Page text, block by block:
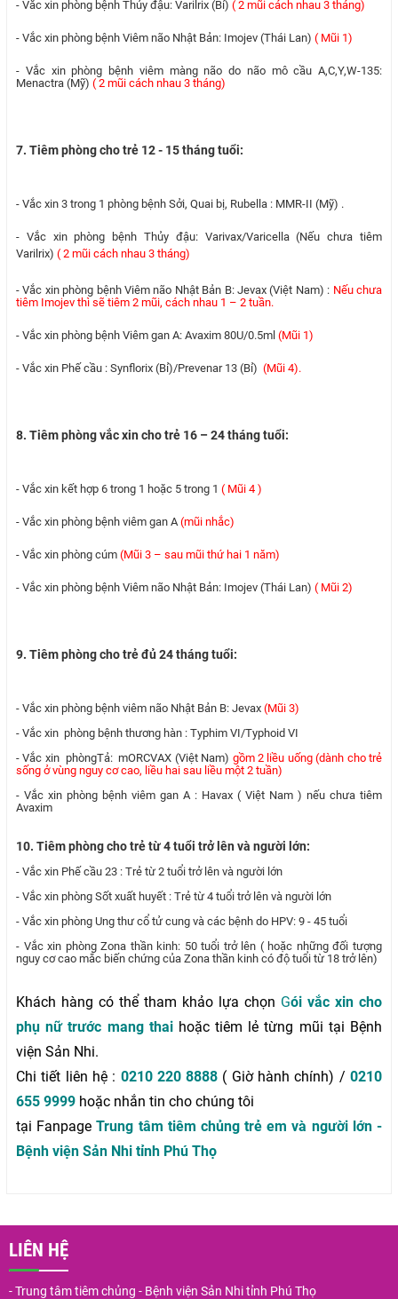
- Vắc xin phòng bệnh Thủy đậu: Varilrix (Bỉ) ( 2 mũi cách nhau 3 tháng)
- Vắc xin phòng bệnh Viêm não Nhật Bản: Imojev (Thái Lan) ( Mũi 1)
- Vắc xin phòng bệnh viêm màng não do não mô cầu A,C,Y,W-135:
Menactra (Mỹ) ( 2 mũi cách nhau 3 tháng)
7. Tiêm phòng cho trẻ 12 - 15 tháng tuổi:
- Vắc xin 3 trong 1 phòng bệnh Sởi, Quai bị, Rubella : MMR-II (Mỹ) .
- Vắc xin phòng bệnh Thủy đậu: Varivax/Varicella (Nếu chưa tiêm
Varilrix) ( 2 mũi cách nhau 3 tháng)
- Vắc xin phòng bệnh Viêm não Nhật Bản B: Jevax (Việt Nam) : Nếu chưa
tiêm Imojev thì sẽ tiêm 2 mũi, cách nhau 1 – 2 tuần.
- Vắc xin phòng bệnh Viêm gan A: Avaxim 80U/0.5ml (Mũi 1)
- Vắc xin Phế cầu : Synflorix (Bỉ)/Prevenar 13 (Bỉ) (Mũi 4).
8. Tiêm phòng vắc xin cho trẻ 16 – 24 tháng tuổi:
- Vắc xin kết hợp 6 trong 1 hoặc 5 trong 1 ( Mũi 4 )
- Vắc xin phòng bệnh viêm gan A(mũi nhắc)
- Vắc xin phòng cúm (Mũi 3 – sau mũi thứ hai 1 năm)
- Vắc xin phòng bệnh Viêm não Nhật Bản: Imojev (Thái Lan) ( Mũi 2)
9. Tiêm phòng cho trẻ đủ 24 tháng tuổi:
- Vắc xin phòng bệnh viêm não Nhật Bản B: Jevax (Mũi 3)
- Vắc xin phòng bệnh thương hàn : Typhim VI/Typhoid VI
- Vắc xin phòngTả: mORCVAX (Việt Nam) gồm 2 liều uống (dành cho trẻ
sống ở vùng nguy cơ cao, liều hai sau liều một 2 tuần)
- Vắc xin phòng bệnh viêm gan A : Havax ( Việt Nam ) nếu chưa tiêm
Avaxim
10. Tiêm phòng cho trẻ từ 4 tuổi trở lên và người lớn:
- Vắc xin Phế cầu 23 : Trẻ từ 2 tuổi trở lên và người lớn
- Vắc xin phòng Sốt xuất huyết : Trẻ từ 4 tuổi trở lên và người lớn
- Vắc xin phòng Ung thư cổ tử cung và các bệnh do HPV: 9 - 45 tuổi
- Vắc xin phòng Zona thần kinh: 50 tuổi trở lên ( hoặc những đối tượng
nguy cơ cao mắc biến chứng của Zona thần kinh có độ tuổi từ 18 trở lên)
Khách hàng có thể tham khảo lựa chọn Gói vắc xin cho
phụ nữ trước mang thai hoặc tiêm lẻ từng mũi tại Bệnh
viện Sản Nhi.
Chi tiết liên hệ : 0210 220 8888 ( Giờ hành chính) /0210
655 9999 hoặc nhắn tin cho chúng tôi
tại FanpageTrung tâm tiêm chủng trẻ em và người lớn -
Bệnh viện Sản Nhi tỉnh Phú Thọ
LIÊN HỆ
- Trung tâm tiêm chủng - Bệnh viện Sản Nhi tỉnh Phú Thọ